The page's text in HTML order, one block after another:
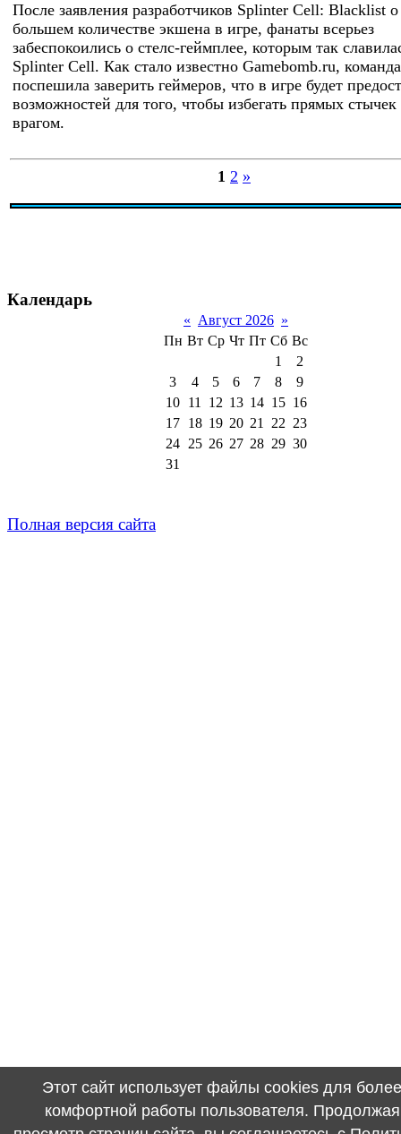
После заявления разработчиков Splinter Cell: Blacklist о
большем количестве экшена в игре, фанаты всерьез
забеспокоились о стелс-геймплее, которым так
Splinter Cell. Как стало известно Gamebomb.ru,
поспешила заверить геймеров, что в игре будет
возможностей для того, чтобы избегать прямых стычек
врагом.
1 2 »
Календарь
« Август 2026 »
Пн Вт Ср Чт Пт Сб Вс
1
2
3
4 5 6 7 8
9
10 11 12 13 14 15 16
17 18 19 20 21 22 23
24 25 26 27 28 29 30
31
Полная версия сайта
Этот сайт использует файлы cookies для
комфортной работы пользователя. Продолжая